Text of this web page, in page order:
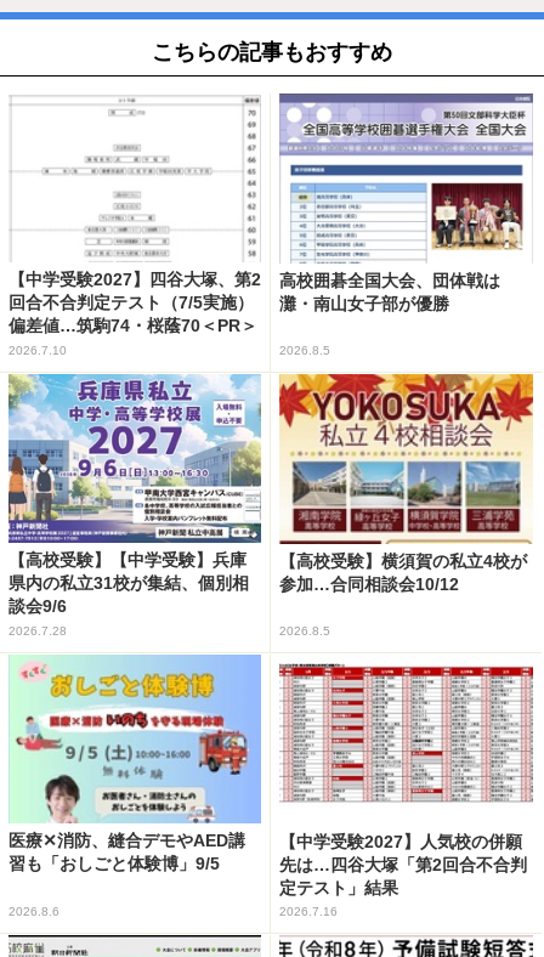
こちらの記事もおすすめ
【中学受験2027】四谷大塚、第2
回合不合判定テスト（7/5実施）
偏差値…筑駒74・桜蔭70＜PR＞
2026.7.10
高校囲碁全国大会、団体戦は
灘・南山女子部が優勝
2026.8.5
【高校受験】【中学受験】兵庫
県内の私立31校が集結、個別相
談会9/6
2026.7.28
【高校受験】横須賀の私立4校が
参加…合同相談会10/12
2026.8.5
医療✕消防、縫合デモやAED講
習も「おしごと体験博」9/5
2026.8.6
【中学受験2027】人気校の併願
先は…四谷大塚「第2回合不合判
定テスト」結果
2026.7.16